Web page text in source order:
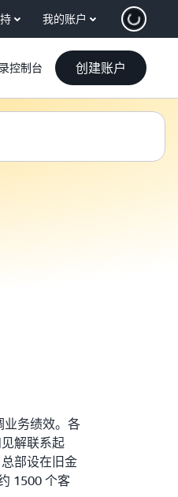
我的账户
控制台 创建账户
业务绩效。各
解联系起
部设在旧金
1500 个客